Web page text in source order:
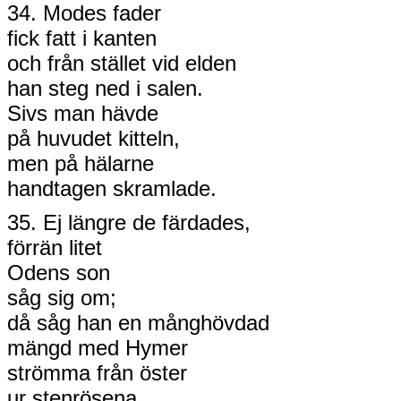
34. Modes fader
fick fatt i kanten
och från stället vid elden
han steg ned i salen.
Sivs man hävde
på huvudet kitteln,
men på hälarne
handtagen skramlade.
35. Ej längre de färdades,
förrän litet
Odens son
såg sig om;
då såg han en månghövdad
mängd med Hymer
strömma från öster